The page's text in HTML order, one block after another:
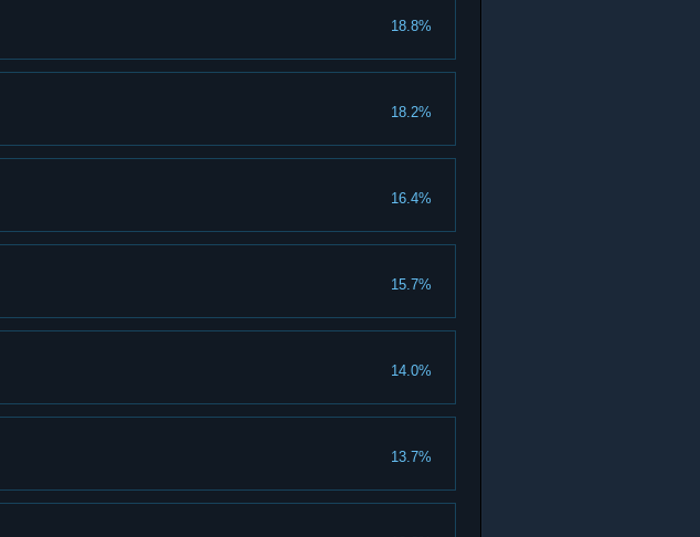
18.8%
18.2%
16.4%
15.7%
14.0%
13.7%